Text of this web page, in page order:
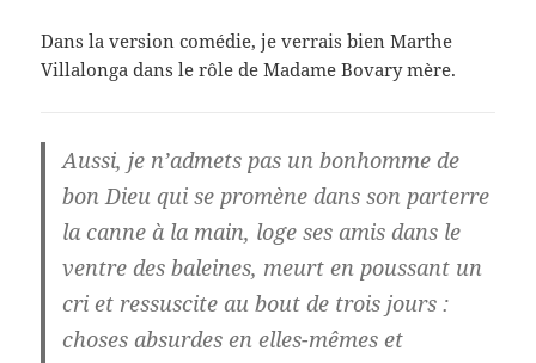
Dans la version comédie, je verrais bien Marthe
Villalonga dans le rôle de Madame Bovary mère.
Aussi, je n’admets pas un bonhomme de
bon Dieu qui se promène dans son parterre
la canne à la main, loge ses amis dans le
ventre des baleines, meurt en poussant un
cri et ressuscite au bout de trois jours :
choses absurdes en elles-mêmes et